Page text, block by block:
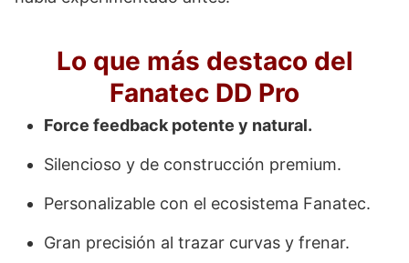
Lo que más destaco del
Fanatec DD Pro
Force feedback potente y natural.
Silencioso y de construcción premium.
Personalizable con el ecosistema Fanatec.
Gran precisión al trazar curvas y frenar.